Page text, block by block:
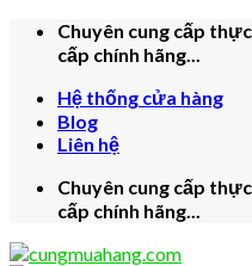
Skip
Chuyên cung cấp
cấp chính hãng...
Hệ thống cửa hàng
Blog
Liên hệ
Chuyên cung cấp
cấp chính hãng...